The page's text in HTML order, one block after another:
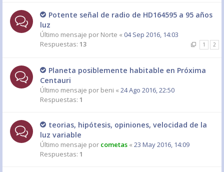
Potente señal de radio de HD164595 a 95 años
luz
Último mensaje por Norte « 04 Sep 2016, 14:03
Respuestas: 13 1 2
Planeta posiblemente habitable en Próxima
Centauri
Último mensaje por beni « 24 Ago 2016, 22:50
Respuestas: 1
teorias, hipótesis, opiniones, velocidad de la
luz variable
Último mensaje por cometas « 23 May 2016, 14:09
Respuestas: 1